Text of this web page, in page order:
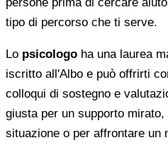
tipo di percorso che ti serve.
Lo psicologo ha una laurea
iscritto all'Albo e può offrirti
colloqui di sostegno e
giusta per un supporto
situazione o per affrontare un